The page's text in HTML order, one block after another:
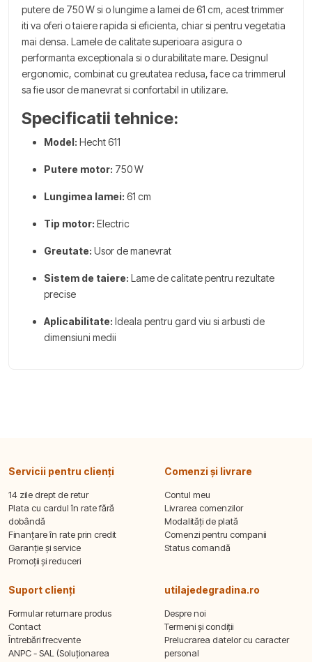
putere de 750 W si o lungime a lamei de 61 cm, acest trimmer
iti va oferi o taiere rapida si eficienta, chiar si pentru vegetatia
mai densa. Lamele de calitate superioara asigura o
performanta exceptionala si o durabilitate mare. Designul
ergonomic, combinat cu greutatea redusa, face ca trimmerul
sa fie usor de manevrat si confortabil in utilizare.
Specificatii tehnice:
Model: Hecht 611
Putere motor: 750 W
Lungimea lamei: 61 cm
Tip motor: Electric
Greutate: Usor de manevrat
Sistem de taiere: Lame de calitate pentru rezultate
precise
Aplicabilitate: Ideala pentru gard viu si arbusti de
dimensiuni medii
Servicii pentru clienți
14 zile drept de retur
Plata cu cardul în rate fără
dobândă
Finanțare în rate prin credit
Garanție și service
Promoții și reduceri
Comenzi și livrare
Contul meu
Livrarea comenzilor
Modalități de plată
Comenzi pentru companii
Status comandă
Suport clienți
Formular returnare produs
Contact
Întrebări frecvente
ANPC - SAL (Soluționarea
utilajedegradina.ro
Despre noi
Termeni și condiții
Prelucrarea datelor cu caracter
personal